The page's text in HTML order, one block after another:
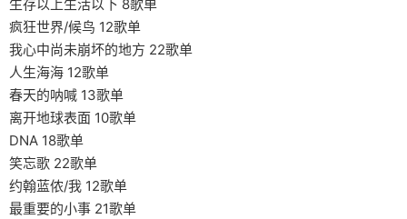
生存以上生活以下 8歌单
疯狂世界/候鸟 12歌单
我心中尚未崩坏的地方 22歌单
人生海海 12歌单
春天的呐喊 13歌单
离开地球表面 10歌单
DNA 18歌单
笑忘歌 22歌单
约翰蓝侬/我 12歌单
最重要的小事 21歌单